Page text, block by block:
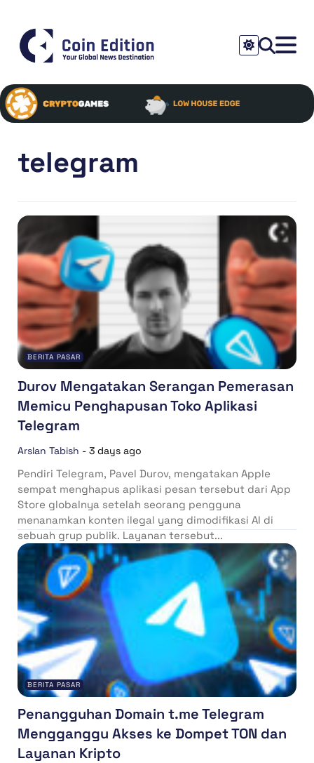
telegram
BERITA PASAR
Durov Mengatakan Serangan Pemerasan
Memicu Penghapusan Toko Aplikasi
Telegram
Arslan Tabish - 3 days ago
Pendiri Telegram, Pavel Durov, mengatakan Apple
sempat menghapus aplikasi pesan tersebut dari App
Store globalnya setelah seorang pengguna
menanamkan konten ilegal yang dimodifikasi AI di
sebuah grup publik. Layanan tersebut...
BERITA PASAR
Penangguhan Domain t.me Telegram
Mengganggu Akses ke Dompet TON dan
Layanan Kripto